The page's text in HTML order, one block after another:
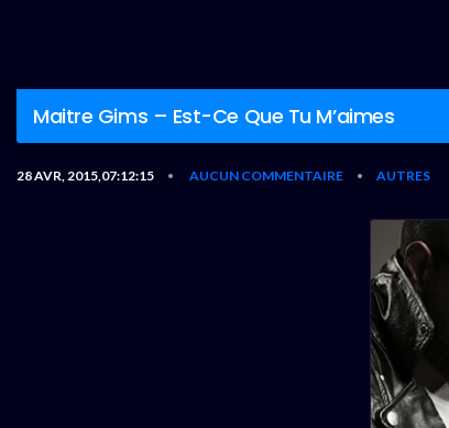
Maitre Gims – Est-Ce Que Tu M’aimes
28 AVR, 2015,07:12:15 • AUCUN COMMENTAIRE • AUTRES